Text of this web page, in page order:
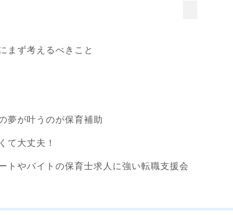
まず考えるべきこと
夢が叶うのが保育補助
て大丈夫！
トやバイトの保育士求人に強い転職支援会